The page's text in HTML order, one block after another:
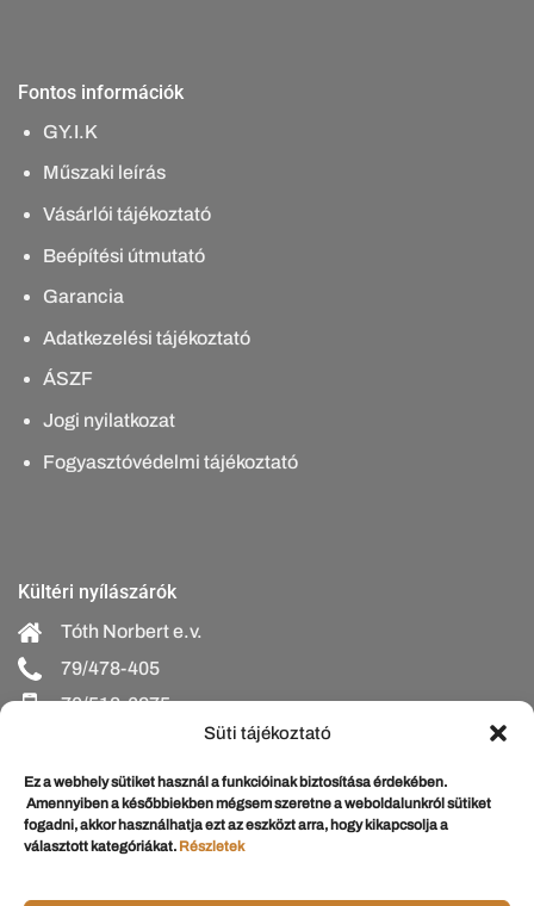
Süti tájékoztató
Ez a webhely sütiket használ a funkcióinak biztosítása érdekében.
Amennyiben a későbbiekben mégsem szeretne a weboldalunkról sütiket
fogadni, akkor használhatja ezt az eszközt arra, hogy kikapcsolja a
választott kategóriákat. Részletek
Fontos információk
GY.I.K
Műszaki leírás
Vásárlói tájékoztató
Beépítési útmutató
Garancia
Adatkezelési tájékoztató
ÁSZF
Jogi nyilatkozat
Fogyasztóvédelmi tájékoztató
Kültéri nyílászárók
Tóth Norbert e.v.
79/478-405
70/518-6275
bejarati@schumacherajto.hu
Beltéri nyílászárók